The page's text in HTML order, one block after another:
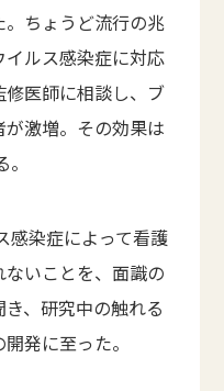
ちょうど流行の兆
ルス感染症に対応
医師に相談し、ブ
激増。その効果は
感染症によって看護
いことを、面識の
、研究中の触れる
発に至った。